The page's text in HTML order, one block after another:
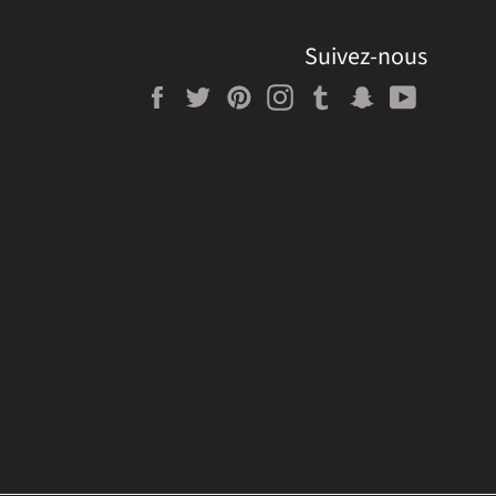
Suivez-nous
FacebookTwitterPinterestInstagramTumblrSnapchat